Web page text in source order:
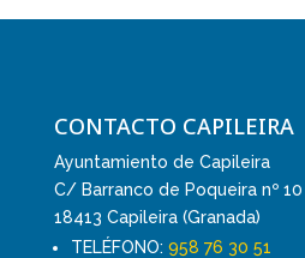
CONTACTO CAPILEIRA
Ayuntamiento de Capileira
C/ Barranco de Poqueira nº 10
18413 Capileira (Granada)
TELÉFONO: 958 76 30 51